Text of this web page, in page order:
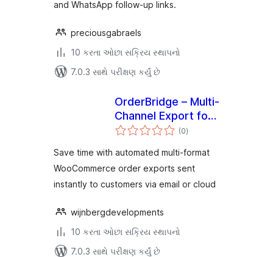
and WhatsApp follow-up links.
preciousgabraels
10 કરતા ઓછા સક્રિય સ્થાપનો
7.0.3 સાથે પરીક્ષણ કર્યું છે
OrderBridge – Multi-
Channel Export for
WooCommerce
(0કુલ
રેટિંગ્સ
)
Save time with automated multi-format
WooCommerce order exports sent
instantly to customers via email or cloud
wijnbergdevelopments
10 કરતા ઓછા સક્રિય સ્થાપનો
7.0.3 સાથે પરીક્ષણ કર્યું છે